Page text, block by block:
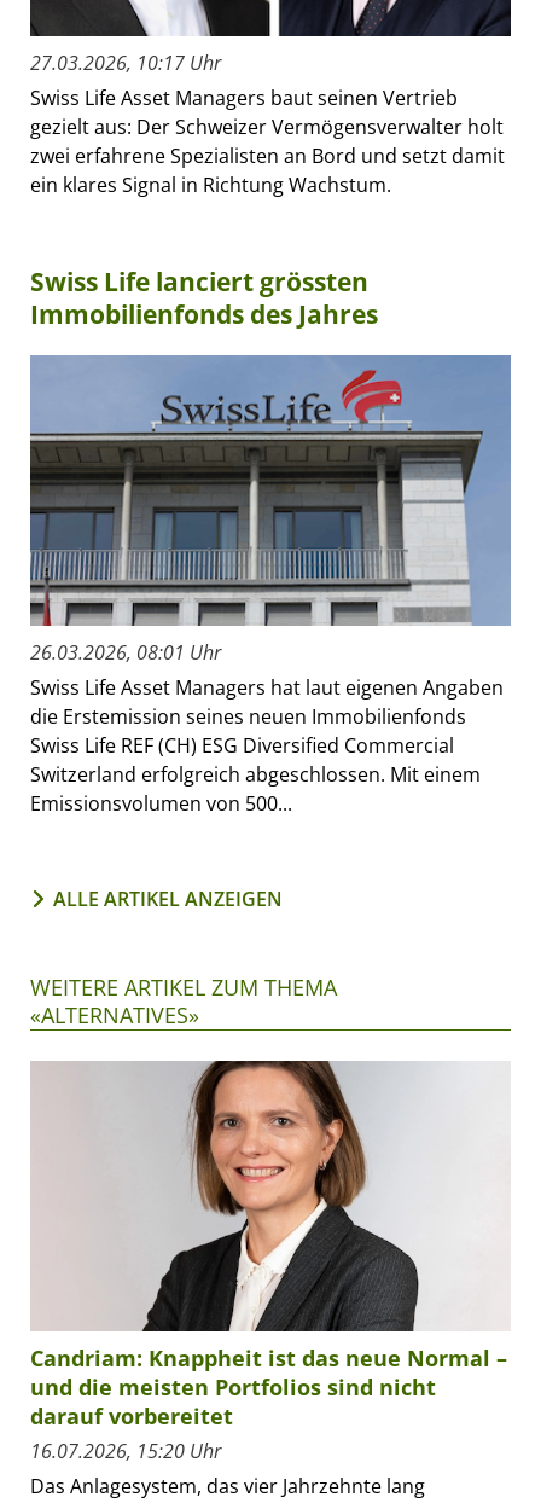
27.03.2026, 10:17 Uhr
Swiss Life Asset Managers baut seinen Vertrieb
gezielt aus: Der Schweizer Vermögensverwalter holt
zwei erfahrene Spezialisten an Bord und setzt damit
ein klares Signal in Richtung Wachstum.
Swiss Life lanciert grössten
Immobilienfonds des Jahres
26.03.2026, 08:01 Uhr
Swiss Life Asset Managers hat laut eigenen Angaben
die Erstemission seines neuen Immobilienfonds
Swiss Life REF (CH) ESG Diversified Commercial
Switzerland erfolgreich abgeschlossen. Mit einem
Emissionsvolumen von 500...
ALLE ARTIKEL ANZEIGEN
WEITERE ARTIKEL ZUM THEMA
«ALTERNATIVES»
Candriam: Knappheit ist das neue Normal –
und die meisten Portfolios sind nicht
darauf vorbereitet
16.07.2026, 15:20 Uhr
Das Anlagesystem, das vier Jahrzehnte lang